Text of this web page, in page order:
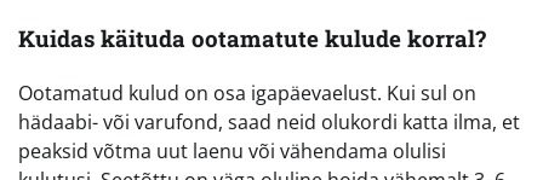
Kuidas käituda ootamatute kulude korral?
Ootamatud kulud on osa igapäevaelust. Kui sul on
hädaabi- või varufond, saad neid olukordi katta ilma, et
peaksid võtma uut laenu või vähendama olulisi